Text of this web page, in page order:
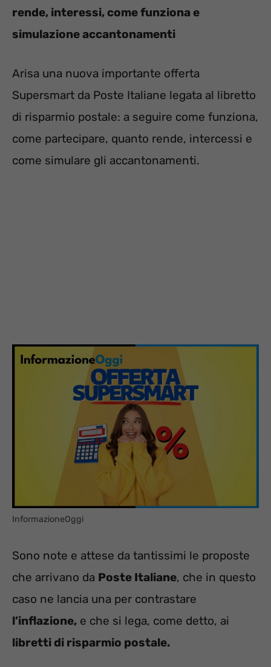
rende, interessi, come funziona e
simulazione accantonamenti
Arisa una nuova importante offerta
Supersmart da Poste Italiane legata al libretto
di risparmio postale: a seguire come funziona,
come partecipare, quanto rende, intercessi e
come simulare gli accantonamenti.
InformazioneOggi
Sono note e attese da tantissimi le proposte
che arrivano da Poste Italiane, che in questo
caso ne lancia una per contrastare
l’inflazione, e che si lega, come detto, ai
libretti di risparmio postale.